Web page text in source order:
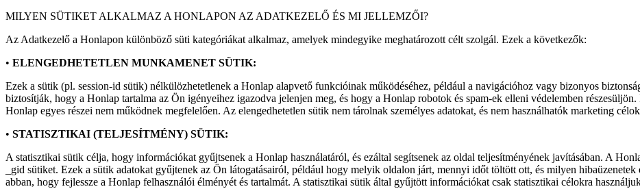
MILYEN SÜTIKET ALKALMAZ A HONLAPON AZ ADATKEZELŐ ÉS MI JELLEMZŐI?
Az Adatkezelő a Honlapon különböző süti kategóriákat alkalmaz, amelyek mindegyike meghatározott célt szolgál. Ezek a következők:
• ELENGEDHETETLEN MUNKAMENET SÜTIK:
Ezek a sütik (pl. session-id sütik) nélkülözhetetlenek a Honlap alapvető funkcióinak működéséhez, például a navigációhoz vagy bizonyos
biztosítják, hogy a Honlap tartalma az Ön igényeihez igazodva jelenjen meg, és hogy a Honlap robotok és spam-ek elleni védelemben
Honlap egyes részei nem működnek megfelelően. Az elengedhetetlen sütik nem tárolnak személyes adatokat, és nem használhatók marketing
• STATISZTIKAI (TELJESÍTMÉNY) SÜTIK:
A statisztikai sütik célja, hogy információkat gyűjtsenek a Honlap használatáról, és ezáltal segítsenek az oldal teljesítményének javításában. A
_gid sütiket. Ezek a sütik adatokat gyűjtenek az Ön látogatásairól, például hogy melyik oldalon járt, mennyi időt töltött ott, és milyen
abban, hogy fejlessze a Honlap felhasználói élményét és tartalmát. A statisztikai sütik által gyűjtött információkat csak statisztikai célokra